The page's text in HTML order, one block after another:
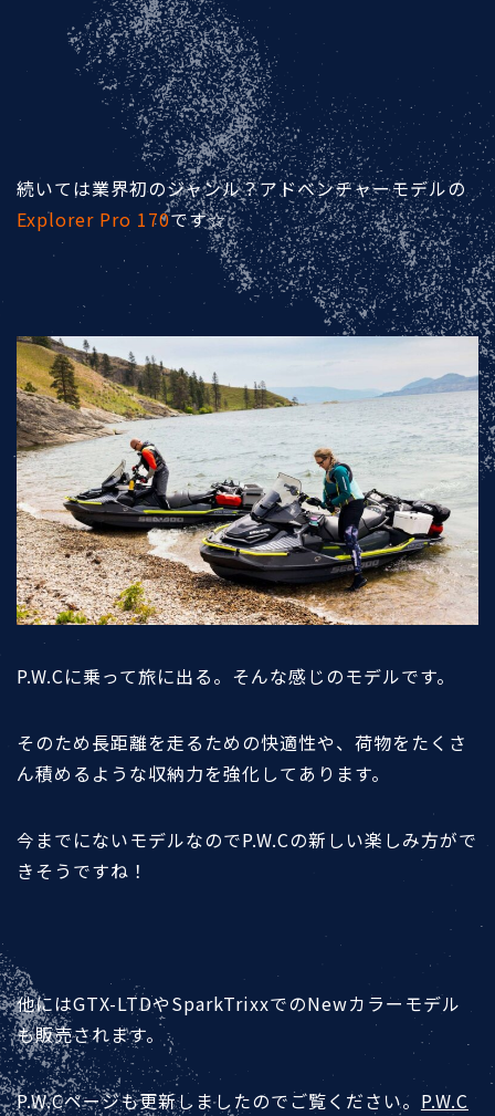
続いては業界初のジャンル？アドベンチャーモデルの
Explorer Pro 170です☆
P.W.Cに乗って旅に出る。そんな感じのモデルです。
そのため長距離を走るための快適性や、荷物をたくさ
ん積めるような収納力を強化してあります。
今までにないモデルなのでP.W.Cの新しい楽しみ方がで
きそうですね！
他にはGTX-LTDやSparkTrixxでのNewカラーモデル
も販売されます。
P.W.Cページも更新しましたのでご覧ください。 P.W.C